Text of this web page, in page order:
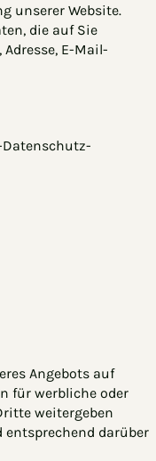
unserer Website.
die auf Sie
E-Mail-
Datenschutz-
Angebots auf
für werbliche oder
weitergeben
entsprechend darüber